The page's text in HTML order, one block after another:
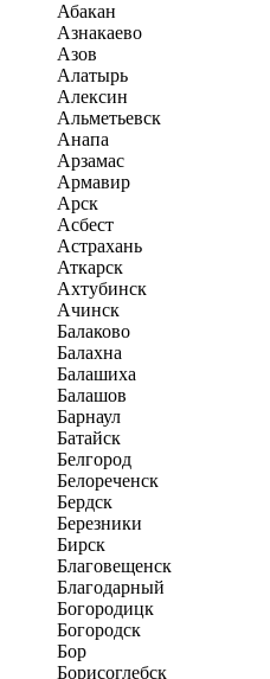
Абакан
Азнакаево
Азов
Алатырь
Алексин
Альметьевск
Анапа
Арзамас
Армавир
Арск
Асбест
Астрахань
Аткарск
Ахтубинск
Ачинск
Балаково
Балахна
Балашиха
Балашов
Барнаул
Батайск
Белгород
Белореченск
Бердск
Березники
Бирск
Благовещенск
Благодарный
Богородицк
Богородск
Бор
Борисоглебск